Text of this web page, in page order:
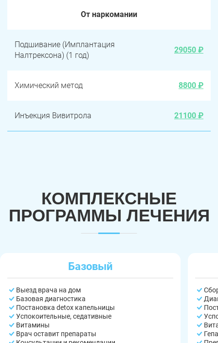
От наркомании
Подшивание (Имплантация
Налтрексона) (1 год)
29050 ₽
Химический метод 8800 ₽
Инъекция Вивитрола 21100 ₽
КОМПЛЕКСНЫЕ
ПРОГРАММЫ ЛЕЧЕНИЯ
Базовый
Выезд врача на дом
Базовая диагностика
Постановка detox капельницы
Успокоительные, седативные
Витамины
Врач оставит препараты